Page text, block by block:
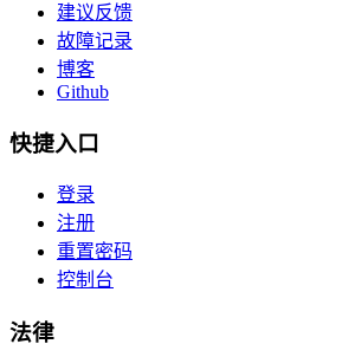
建议反馈
故障记录
博客
Github
快捷入口
登录
注册
重置密码
控制台
法律